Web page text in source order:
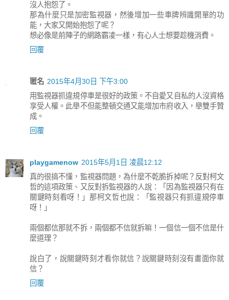
沒人抱怨了。
那為什麼只是加密監視器，然後增加一些車牌辨識開單的功
能，大家又開始抱怨了呢？
想必像是前陣子的網路霸凌一樣，有心人士想要趁機消費。
回覆
匿名 2015年4月30日 下午3:00
用監視器抓違規停車是很好的政策。不自愛又自私的人沒資格
享受人權。此舉不但能整頓交通又能增加市府收入，舉雙手贊
成。
回覆
playgamenow 2015年5月1日 凌晨12:12
真的很搞不懂，監視器問題，為什麼不乾脆拆掉呢？反對柯文
哲的這項政策、又反對拆監視器的人說：「因為監視器只有在
關鍵時刻看呀！」那柯文哲也說：「監視器只有抓違規停車
呀！」
兩個都信那就不拆，兩個都不信就拆嘛！一個信一個不信是什
麼道理？
說白了，說關鍵時刻才看你就信？說關鍵時刻沒有畫面你就
信？
回覆